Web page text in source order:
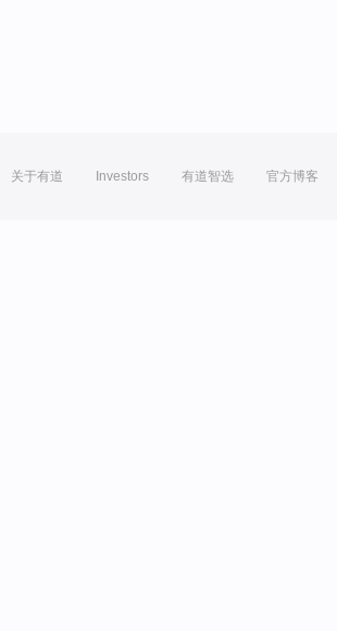
关于有道 Investors 有道智选 官方博客